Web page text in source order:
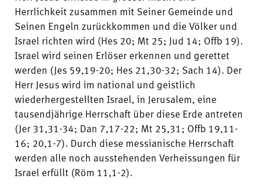
Herrlichkeit zusammen mit Seiner Gemeinde und
Seinen Engeln zurückkommen und die Völker und
Israel richten wird (Hes 20; Mt 25; Jud 14; Offb 19).
Israel wird seinen Erlöser erkennen und gerettet
werden (Jes 59,19-20; Hes 21,30-32; Sach 14). Der
Herr Jesus wird im national und geistlich
wiederhergestellten Israel, in Jerusalem, eine
tausendjährige Herrschaft über diese Erde antreten
(Jer 31,31-34; Dan 7,17-22; Mt 25,31; Offb 19,11-
16; 20,1-7). Durch diese messianische Herrschaft
werden alle noch ausstehenden Verheissungen für
Israel erfüllt (Röm 11,1-2).